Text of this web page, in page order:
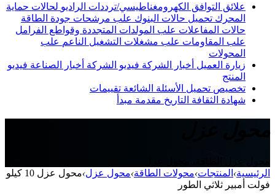
علائق التوافق الكهرومغناطيسي/ترددات الراديو لحالات حماية
المحرك تحميل حالات البنوك علب مرشحات جودة الطاقة
حالات المفاعلات علب المولدات المتجددة وقواطع الفرامل
علب المقاومات علب مشغلات التشغيل الناعم علب
المحولات
زيارة العميل أخبار الشركة فيديو الشركة أخبار الصناعة فيديو
المنتج
تخصيص تحميل الأسئلة الشائعة تقييمات
شهادة الثقافة التاريخ مقدمة مبدأ
الرئيسية› المنتجات›محولات الطاقة›محول عزل›
محول عزل 10 كيلو
فولت أمبير ثلاثي الطور